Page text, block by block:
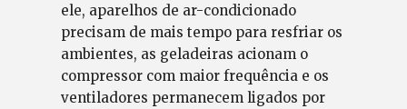
ele, aparelhos de ar-condicionado
precisam de mais tempo para resfriar os
ambientes, as geladeiras acionam o
compressor com maior frequência e os
ventiladores permanecem ligados por